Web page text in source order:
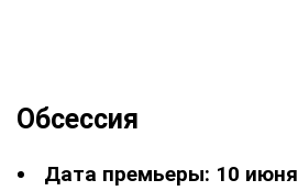
Обсессия
Дата премьеры: 10 июня